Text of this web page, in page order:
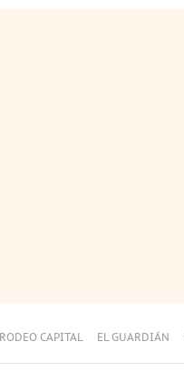
RODEO CAPITAL EL GUARDIÁN